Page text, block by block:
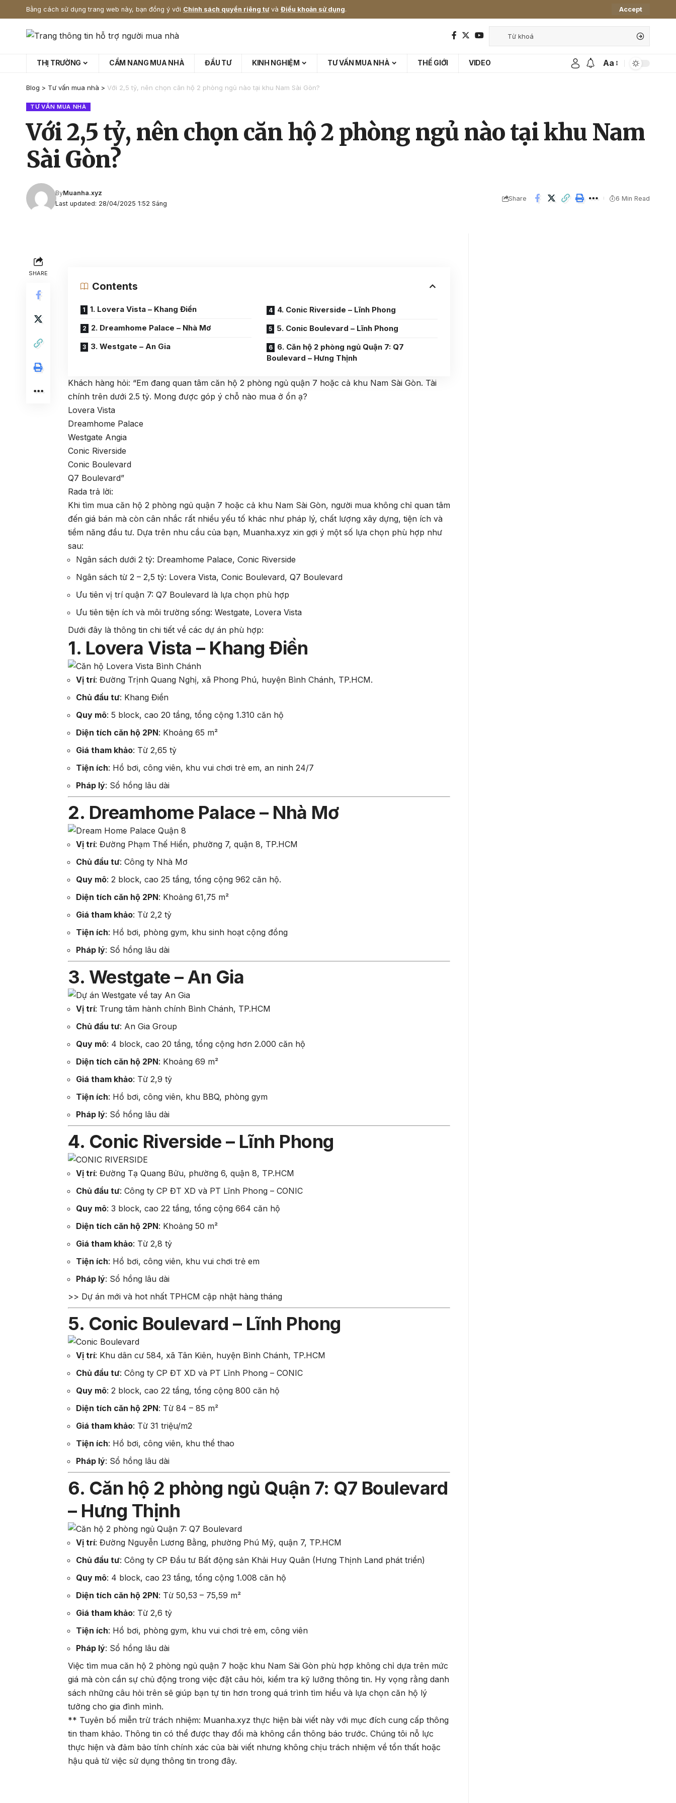
Bằng cách sử dụng trang web này, bạn đồng ý với Chính sách quyền riêng tưvà Điều khoản sử dụng. Accept
THỊ TRƯỜNG CẨM NANG MUA NHÀ ĐẦU TƯ KINH NGHIỆM TƯ VẤN MUA NHÀ THẾ GIỚI VIDEO Aa
Blog > Tư vấn mua nhà > Với 2,5 tỷ, nên chọn căn hộ 2 phòng ngủ nào tại khu Nam Sài Gòn?
TƯ VẤN MUA NHÀ
Với 2,5 tỷ, nên chọn căn hộ 2 phòng ngủ nào tại khu Nam
Sài Gòn?
Last updated: 28/04/2025 1:52 Sáng
ByMuanha.xyz
Share 6 Min Read
SHARE
Contents
1. Lovera Vista – Khang Điền
2. Dreamhome Palace – Nhà Mơ
3. Westgate – An Gia
4. Conic Riverside – Lĩnh Phong
5. Conic Boulevard – Lĩnh Phong
6. Căn hộ 2 phòng ngủ Quận 7: Q7
Boulevard – Hưng Thịnh
Khách hàng hỏi: “Em đang quan tâm căn hộ 2 phòng ngủ quận 7 hoặc cả khu Nam Sài Gòn. Tài
chính trên dưới 2.5 tỷ. Mong được góp ý chỗ nào mua ở ổn ạ?
Lovera Vista
Dreamhome Palace
Westgate Angia
Conic Riverside
Conic Boulevard
Q7 Boulevard”
Rada trả lời:
Khi tìm mua căn hộ 2 phòng ngủ quận 7 hoặc cả khu Nam Sài Gòn, người mua không chỉ quan tâm
đến giá bán mà còn cân nhắc rất nhiều yếu tố khác như pháp lý, chất lượng xây dựng, tiện ích và
tiềm năng đầu tư. Dựa trên nhu cầu của bạn, Muanha.xyz xin gợi ý một số lựa chọn phù hợp như
sau:
Ngân sách dưới 2 tỷ: Dreamhome Palace, Conic Riverside
Ngân sách từ 2 – 2,5 tỷ: Lovera Vista, Conic Boulevard, Q7 Boulevard
Ưu tiên vị trí quận 7: Q7 Boulevard là lựa chọn phù hợp
Ưu tiên tiện ích và môi trường sống: Westgate, Lovera Vista
Dưới đây là thông tin chi tiết về các dự án phù hợp:
1. Lovera Vista – Khang Điền
Vị trí:Đường Trịnh Quang Nghị, xã Phong Phú, huyện Bình Chánh, TP.HCM.
Chủ đầu tư: Khang Điền
Quy mô:5 block, cao 20 tầng, tổng cộng 1.310 căn hộ
Diện tích căn hộ 2PN: Khoảng 65 m²
Giá tham khảo: Từ 2,65 tỷ
Tiện ích: Hồ bơi, công viên, khu vui chơi trẻ em, an ninh 24/7
Pháp lý: Sổ hồng lâu dài
2. Dreamhome Palace – Nhà Mơ
Vị trí:Đường Phạm Thế Hiển, phường 7, quận 8, TP.HCM
Chủ đầu tư:Công ty Nhà Mơ
Quy mô:2 block, cao 25 tầng, tổng cộng 962 căn hộ.
Diện tích căn hộ 2PN: Khoảng 61,75 m²
Giá tham khảo: Từ 2,2 tỷ
Tiện ích: Hồ bơi, phòng gym, khu sinh hoạt cộng đồng
Pháp lý: Sổ hồng lâu dài
3. Westgate – An Gia
Vị trí: Trung tâm hành chính Bình Chánh, TP.HCM
Chủ đầu tư: An Gia Group
Quy mô: 4 block, cao 20 tầng, tổng cộng hơn 2.000 căn hộ
Diện tích căn hộ 2PN: Khoảng 69 m²
Giá tham khảo: Từ 2,9 tỷ
Tiện ích: Hồ bơi, công viên, khu BBQ, phòng gym
Pháp lý: Sổ hồng lâu dài
4. Conic Riverside – Lĩnh Phong
Vị trí:Đường Tạ Quang Bửu, phường 6, quận 8, TP.HCM
Chủ đầu tư:Công ty CP ĐT XD và PT Lĩnh Phong – CONIC
Quy mô:3 block, cao 22 tầng, tổng cộng 664 căn hộ
Diện tích căn hộ 2PN: Khoảng 50 m²
Giá tham khảo: Từ 2,8 tỷ
Tiện ích: Hồ bơi, công viên, khu vui chơi trẻ em
Pháp lý: Sổ hồng lâu dài
>> Dự án mới và hot nhất TPHCM cập nhật hàng tháng
5. Conic Boulevard – Lĩnh Phong
Vị trí: Khu dân cư 584, xã Tân Kiên, huyện Bình Chánh, TP.HCM
Chủ đầu tư:Công ty CP ĐT XD và PT Lĩnh Phong – CONIC
Quy mô:2 block, cao 22 tầng, tổng cộng 800 căn hộ
Diện tích căn hộ 2PN: Từ 84 – 85 m²
Giá tham khảo: Từ 31 triệu/m2
Tiện ích: Hồ bơi, công viên, khu thể thao
Pháp lý: Sổ hồng lâu dài
6. Căn hộ 2 phòng ngủ Quận 7: Q7 Boulevard
– Hưng Thịnh
Vị trí:Đường Nguyễn Lương Bằng, phường Phú Mỹ, quận 7, TP.HCM
Chủ đầu tư:Công ty CP Đầu tư Bất động sản Khải Huy Quân (Hưng Thịnh Land phát triển)
Quy mô: 4 block, cao 23 tầng, tổng cộng 1.008 căn hộ
Diện tích căn hộ 2PN: Từ 50,53 – 75,59 m²
Giá tham khảo: Từ 2,6 tỷ
Tiện ích: Hồ bơi, phòng gym, khu vui chơi trẻ em, công viên
Pháp lý: Sổ hồng lâu dài
Việc tìm mua căn hộ 2 phòng ngủ quận 7 hoặc khu Nam Sài Gòn phù hợp không chỉ dựa trên mức
giá mà còn cần sự chủ động trong việc đặt câu hỏi, kiểm tra kỹ lưỡng thông tin. Hy vọng rằng danh
sách những câu hỏi trên sẽ giúp bạn tự tin hơn trong quá trình tìm hiểu và lựa chọn căn hộ lý
tưởng cho gia đình mình.
** Tuyên bố miễn trừ trách nhiệm: Muanha.xyz thực hiện bài viết này với mục đích cung cấp thông
tin tham khảo. Thông tin có thể được thay đổi mà không cần thông báo trước. Chúng tôi nỗ lực
thực hiện và đảm bảo tính chính xác của bài viết nhưng không chịu trách nhiệm về tổn thất hoặc
hậu quả từ việc sử dụng thông tin trong đây.